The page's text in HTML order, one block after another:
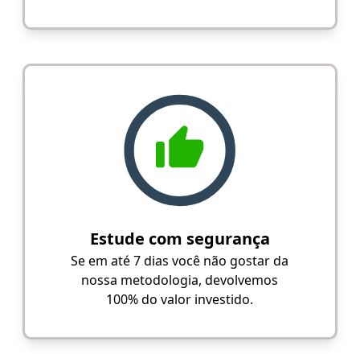
Estude com segurança
Se em até 7 dias você não gostar da
nossa metodologia, devolvemos
100% do valor investido.